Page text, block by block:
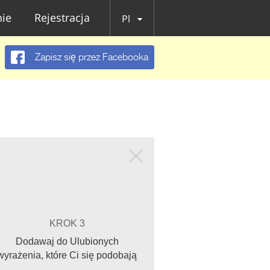
Rejestracja Pl
Zapisz się przez Facebooka
KROK 3
Dodawaj do Ulubionych
które Ci się podobają